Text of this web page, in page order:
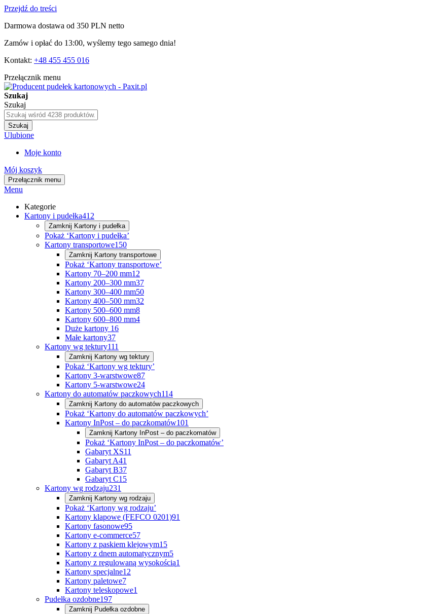
Przejdź do treści
Darmowa dostawa od 350 PLN netto
Zamów i opłać do 13:00, wyślemy tego samego dnia!
Kontakt: +48 455 455 016
Przełącznik menu
Szukaj
Szukaj
Szukaj
Ulubione
Moje konto
Mój koszyk
Przełącznik menu
Menu
Kategorie
Kartony i pudełka412
Zamknij Kartony i pudełka
Pokaż ‘Kartony i pudełka’
Kartony transportowe150
Zamknij Kartony transportowe
Pokaż ‘Kartony transportowe’
Kartony 70–200 mm12
Kartony 200–300 mm37
Kartony 300–400 mm50
Kartony 400–500 mm32
Kartony 500–600 mm8
Kartony 600–800 mm4
Duże kartony 16
Małe kartony37
Kartony wg tektury111
Zamknij Kartony wg tektury
Pokaż ‘Kartony wg tektury’
Kartony 3-warstwowe87
Kartony 5-warstwowe24
Kartony do automatów paczkowych114
Zamknij Kartony do automatów paczkowych
Pokaż ‘Kartony do automatów paczkowych’
Kartony InPost – do paczkomatów101
Zamknij Kartony InPost – do paczkomatów
Pokaż ‘Kartony InPost – do paczkomatów’
Gabaryt XS11
Gabaryt A41
Gabaryt B37
Gabaryt C15
Kartony wg rodzaju231
Zamknij Kartony wg rodzaju
Pokaż ‘Kartony wg rodzaju’
Kartony klapowe (FEFCO 0201)91
Kartony fasonowe95
Kartony e-commerce57
Kartony z paskiem klejowym15
Kartony z dnem automatycznym5
Kartony z regulowaną wysokością1
Kartony specjalne12
Kartony paletowe7
Kartony teleskopowe1
Pudełka ozdobne197
Zamknij Pudełka ozdobne